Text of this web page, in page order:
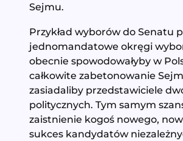
Sejmu.
Przykład wyborów do Senatu
jednomandatowe okręgi
obecnie spowodowałyby w
całkowite zabetonowanie
zasiadaliby przedstawiciele
politycznych. Tym samym
zaistnienie kogoś nowego,
sukces kandydatów